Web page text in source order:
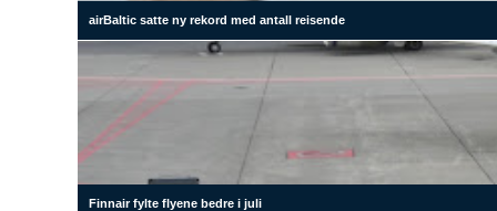
airBaltic satte ny rekord med antall reisende
Finnair fylte flyene bedre i juli